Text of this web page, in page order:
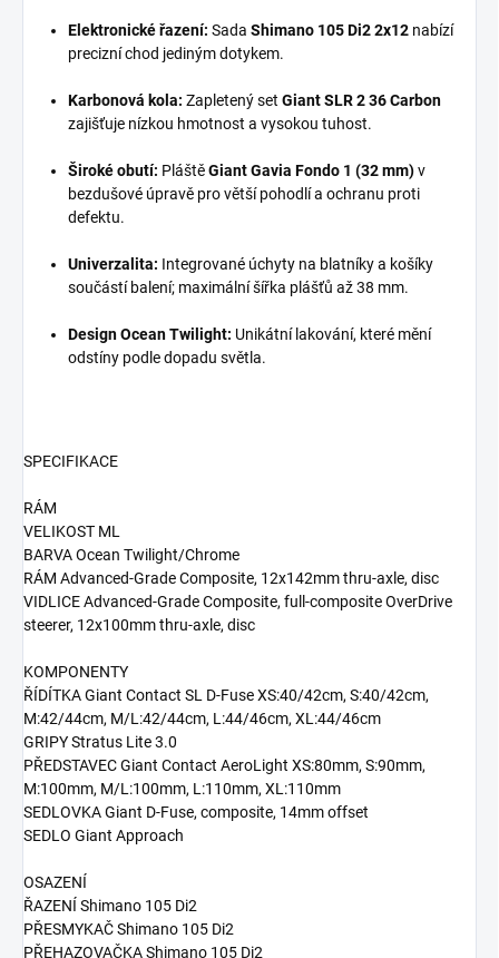
Elektronické řazení: Sada Shimano 105 Di2 2x12 nabízí
precizní chod jediným dotykem.
Karbonová kola: Zapletený set Giant SLR 2 36 Carbon
zajišťuje nízkou hmotnost a vysokou tuhost.
Široké obutí: PláštěGiant Gavia Fondo 1 (32 mm)v
bezdušové úpravě pro větší pohodlí a ochranu proti
defektu.
Univerzalita: Integrované úchyty na blatníky a košíky
součástí balení; maximální šířka plášťů až 38 mm.
Design Ocean Twilight: Unikátní lakování, které mění
odstíny podle dopadu světla.
SPECIFIKACE
RÁM
VELIKOST ML
BARVA Ocean Twilight/Chrome
RÁM Advanced-Grade Composite, 12x142mm thru-axle, disc
VIDLICE Advanced-Grade Composite, full-composite OverDrive
steerer, 12x100mm thru-axle, disc
KOMPONENTY
ŘÍDÍTKA Giant Contact SL D-Fuse XS:40/42cm, S:40/42cm,
M:42/44cm, M/L:42/44cm, L:44/46cm, XL:44/46cm
GRIPY Stratus Lite 3.0
PŘEDSTAVEC Giant Contact AeroLight XS:80mm, S:90mm,
M:100mm, M/L:100mm, L:110mm, XL:110mm
SEDLOVKA Giant D-Fuse, composite, 14mm offset
SEDLO Giant Approach
OSAZENÍ
ŘAZENÍ Shimano 105 Di2
PŘESMYKAČ Shimano 105 Di2
PŘEHAZOVAČKA Shimano 105 Di2